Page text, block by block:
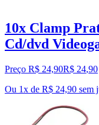
10x Clamp
Cd/dvd
Preço R$ 24,90R$ 24,90
Ou 1x de R$ 24,90 sem